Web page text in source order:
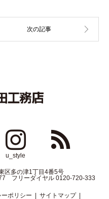
u_style
RSS
区多の津1丁目4番5号
フリーダイヤル 0120-720-333
ポリシー サイトマップ